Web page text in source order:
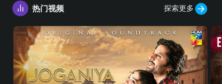
热门视频 探索更多